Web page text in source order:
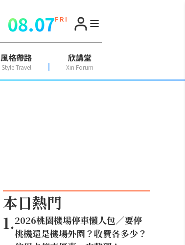
08.07F R I
風格帶路
Style Travel
欣講堂
Xin Forum
本日熱門
1.2026桃園機場停車懶人包／要停
桃機還是機場外圍？收費各多少？